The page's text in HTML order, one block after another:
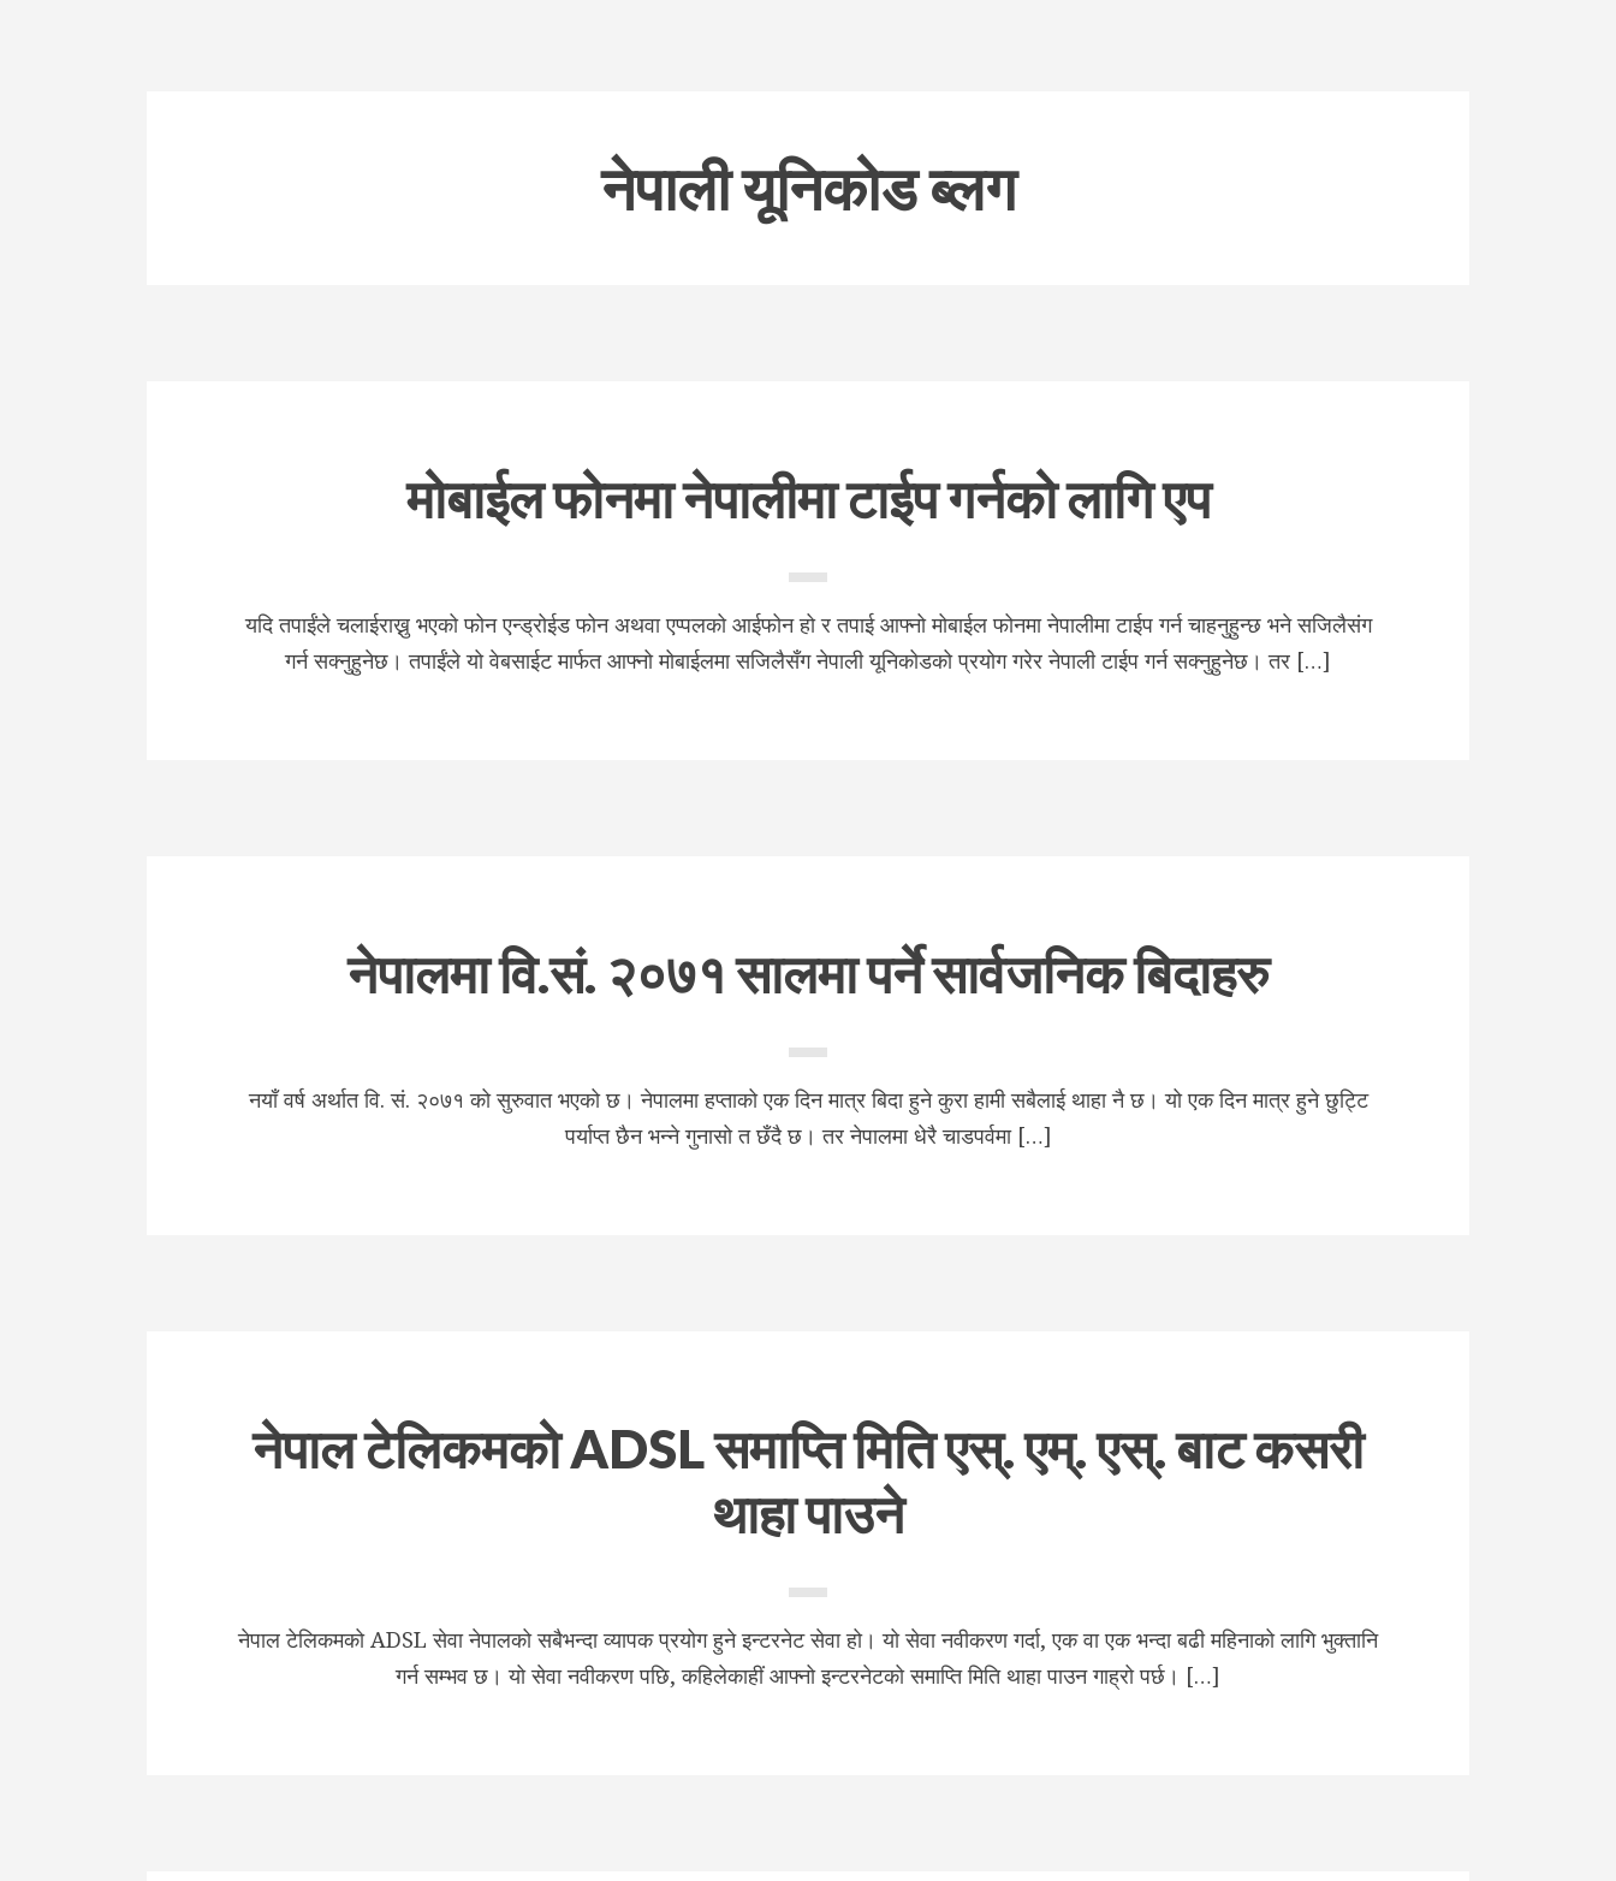
नेपाली यूनिकोड ब्लग
मोबाईल फोनमा नेपालीमा टाईप गर्नको लागि एप
यदि तपाईंले चलाईराख्नु भएको फोन एन्ड्रोईड फोन अथवा एप्पलको आईफोन हो र तपाई आफ्नो मोबाईल फोनमा नेपालीमा टाईप गर्न चाहनुहुन्छ भने सजिलैसंग
गर्न सक्नुहुनेछ। तपाईंले यो वेबसाईट मार्फत आफ्नो मोबाईलमा सजिलैसँग नेपाली यूनिकोडको प्रयोग गरेर नेपाली टाईप गर्न सक्नुहुनेछ। तर […]
नेपालमा वि.सं. २०७१ सालमा पर्ने सार्वजनिक बिदाहरु
नयाँ वर्ष अर्थात वि. सं. २०७१ को सुरुवात भएको छ। नेपालमा हप्ताको एक दिन मात्र बिदा हुने कुरा हामी सबैलाई थाहा नै छ। यो एक दिन मात्र हुने छुट्टि
पर्याप्त छैन भन्ने गुनासो त छँदै छ। तर नेपालमा धेरै चाडपर्वमा […]
नेपाल टेलिकमको ADSL समाप्ति मिति एस्. एम्. एस्. बाट कसरी
थाहा पाउने
नेपाल टेलिकमको ADSL सेवा नेपालको सबैभन्दा व्यापक प्रयोग हुने इन्टरनेट सेवा हो। यो सेवा नवीकरण गर्दा, एक वा एक भन्दा बढी महिनाको लागि भुक्तानि
गर्न सम्भव छ। यो सेवा नवीकरण पछि, कहिलेकाहीं आफ्नो इन्टरनेटको समाप्ति मिति थाहा पाउन गाह्रो पर्छ। […]